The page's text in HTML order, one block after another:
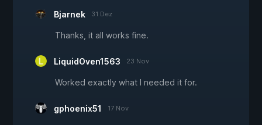
Bjarnek 31 Dez
Thanks, it all works fine.
LiquidOven1563 23 Nov
Worked exactly what I needed it for.
gphoenix51 17 Nov